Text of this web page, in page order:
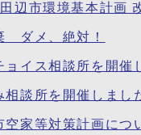
辺市環境基本計画
ダメ、絶対！
ョイス相談所を開催
相談所を開催しまし
空家等対策計画につ